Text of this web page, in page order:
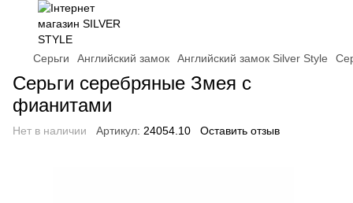
Серьги Английский замок Английский замок Silver Style
Серьги серебряные Змея с
фианитами
Нет в наличии Артикул: 24054.10 Оставить отзыв